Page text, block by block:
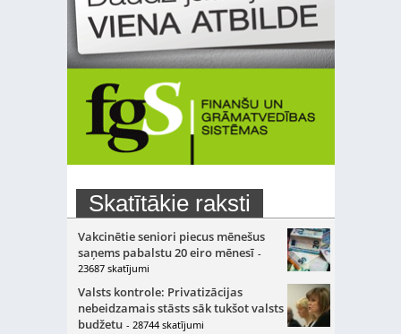
Skatītākie raksti
Vakcinētie seniori piecus mēnešus
saņems pabalstu 20 eiro mēnesī -
23687 skatījumi
Valsts kontrole: Privatizācijas
nebeidzamais stāsts sāk tukšot valsts
budžetu - 28744 skatījumi